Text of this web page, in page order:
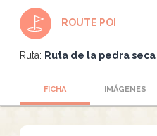
ROUTE POI
Ruta: Ruta de la pedra seca
FICHA IMÁGENES